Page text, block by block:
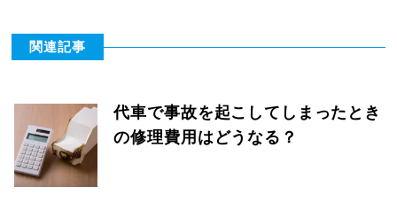
関連記事
代車で事故を起こしてしまったとき
の修理費用はどうなる？